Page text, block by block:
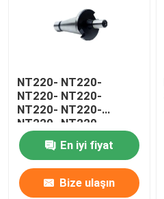
NT220- NT220-
NT220- NT220-
NT220- NT220-
NT220- NT220-
NT220- NT220-
NT220- NT220-
NT220- NT220-
NT220- NT220-
NT220- NT220-
En iyi fiyat
Bize ulaşın